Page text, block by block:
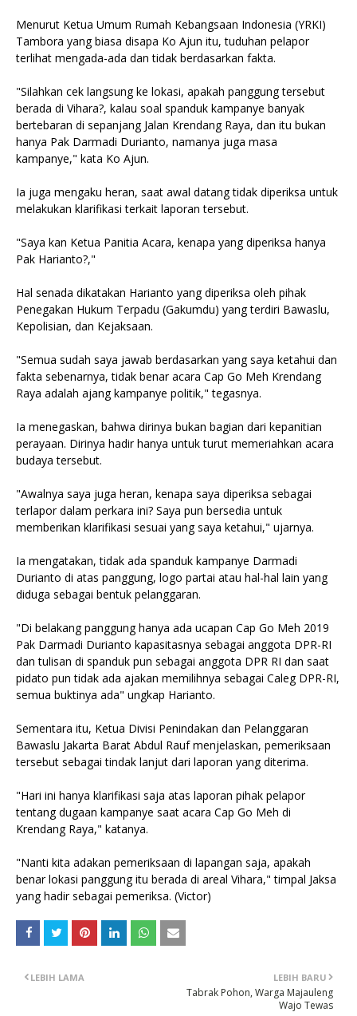
Menurut Ketua Umum Rumah Kebangsaan Indonesia (YRKI)
Tambora yang biasa disapa Ko Ajun itu, tuduhan pelapor
terlihat mengada-ada dan tidak berdasarkan fakta.
"Silahkan cek langsung ke lokasi, apakah panggung tersebut
berada di Vihara?, kalau soal spanduk kampanye banyak
bertebaran di sepanjang Jalan Krendang Raya, dan itu bukan
hanya Pak Darmadi Durianto, namanya juga masa
kampanye," kata Ko Ajun.
Ia juga mengaku heran, saat awal datang tidak diperiksa untuk
melakukan klarifikasi terkait laporan tersebut.
"Saya kan Ketua Panitia Acara, kenapa yang diperiksa hanya
Pak Harianto?,"
Hal senada dikatakan Harianto yang diperiksa oleh pihak
Penegakan Hukum Terpadu (Gakumdu) yang terdiri Bawaslu,
Kepolisian, dan Kejaksaan.
"Semua sudah saya jawab berdasarkan yang saya ketahui dan
fakta sebenarnya, tidak benar acara Cap Go Meh Krendang
Raya adalah ajang kampanye politik," tegasnya.
Ia menegaskan, bahwa dirinya bukan bagian dari kepanitian
perayaan. Dirinya hadir hanya untuk turut memeriahkan acara
budaya tersebut.
"Awalnya saya juga heran, kenapa saya diperiksa sebagai
terlapor dalam perkara ini? Saya pun bersedia untuk
memberikan klarifikasi sesuai yang saya ketahui," ujarnya.
Ia mengatakan, tidak ada spanduk kampanye Darmadi
Durianto di atas panggung, logo partai atau hal-hal lain yang
diduga sebagai bentuk pelanggaran.
"Di belakang panggung hanya ada ucapan Cap Go Meh 2019
Pak Darmadi Durianto kapasitasnya sebagai anggota DPR-RI
dan tulisan di spanduk pun sebagai anggota DPR RI dan saat
pidato pun tidak ada ajakan memilihnya sebagai Caleg DPR-RI,
semua buktinya ada" ungkap Harianto.
Sementara itu, Ketua Divisi Penindakan dan Pelanggaran
Bawaslu Jakarta Barat Abdul Rauf menjelaskan, pemeriksaan
tersebut sebagai tindak lanjut dari laporan yang diterima.
"Hari ini hanya klarifikasi saja atas laporan pihak pelapor
tentang dugaan kampanye saat acara Cap Go Meh di
Krendang Raya," katanya.
"Nanti kita adakan pemeriksaan di lapangan saja, apakah
benar lokasi panggung itu berada di areal Vihara," timpal Jaksa
yang hadir sebagai pemeriksa. (Victor)
LEBIH BARU
Tabrak Pohon, Warga Majauleng
Wajo Tewas
LEBIH LAMA